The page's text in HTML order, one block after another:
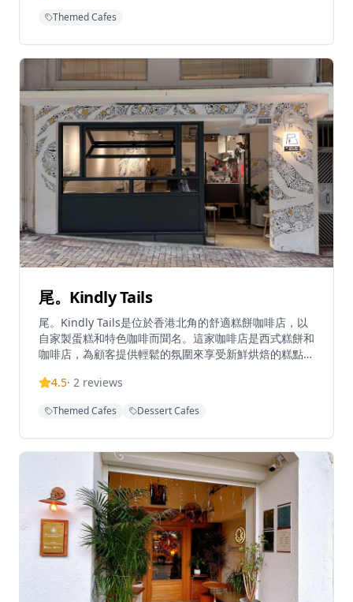
飲品服務當地社區，為客人提供全面的用餐體驗。無論是
時光，First Stage Cafe都能提供完美的體驗，讓客人在
舒適的環境中享受優質的咖啡和美食。
Themed Cafes
尾。Kindly Tails
尾。Kindly Tails是位於香港北角的舒適糕餅咖啡店，以
自家製蛋糕和特色咖啡而聞名。這家咖啡店是西式糕餅和
咖啡店，為顧客提供輕鬆的氛圍來享受新鮮烘焙的糕點和
時的北角位置重新開業，繼續為忠實顧客提供服務。這家
的招牌糕點和蛋糕。營業時間為星期三至星期一上午
4.5· 2 reviews
Themed Cafes Dessert Cafes